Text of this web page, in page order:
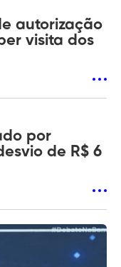
autorização
visita dos
por
de R$ 6